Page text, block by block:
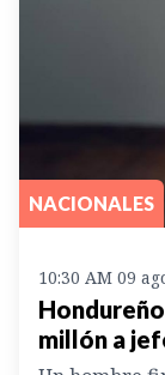
NACIONALES
10:30 AM 09
millón a